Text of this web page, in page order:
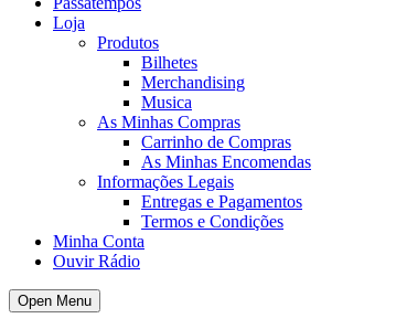
Loja
Produtos
Bilhetes
Merchandising
Musica
As Minhas Compras
Carrinho de Compras
As Minhas Encomendas
Informações Legais
Entregas e Pagamentos
Termos e Condições
Minha Conta
Ouvir Rádio
Open Menu